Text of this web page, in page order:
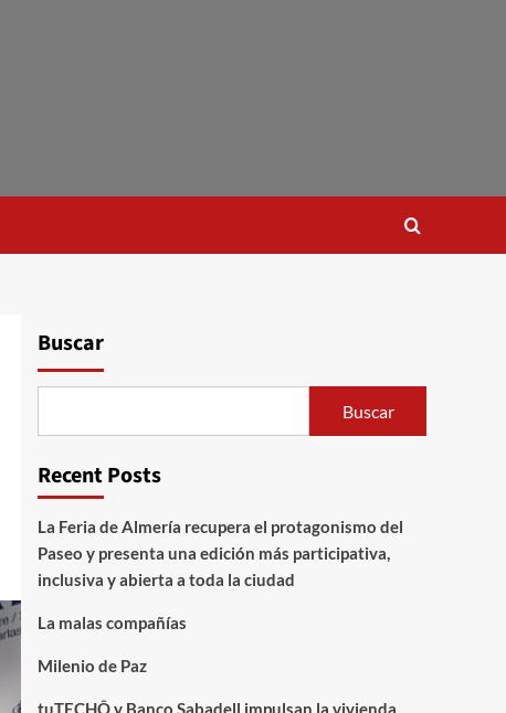
Buscar
Buscar
Recent Posts
La Feria de Almería recupera el protagonismo del
Paseo y presenta una edición más participativa,
inclusiva y abierta a toda la ciudad
La malas compañías
Milenio de Paz
tuTECHÔ y Banco Sabadell impulsan la vivienda